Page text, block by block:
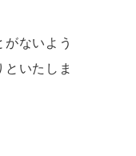
ないよう
いたしま